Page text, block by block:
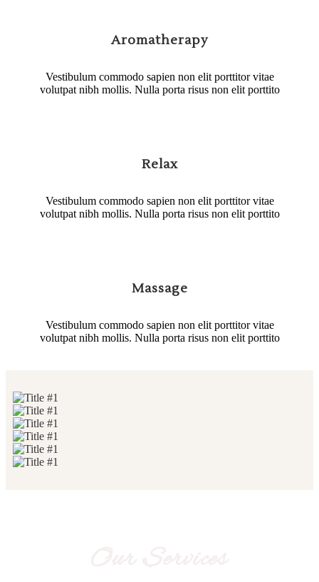
Aromatherapy
Vestibulum commodo sapien non elit porttitor vitae
volutpat nibh mollis. Nulla porta risus non elit porttito
Relax
Vestibulum commodo sapien non elit porttitor vitae
volutpat nibh mollis. Nulla porta risus non elit porttito
Massage
Vestibulum commodo sapien non elit porttitor vitae
volutpat nibh mollis. Nulla porta risus non elit porttito